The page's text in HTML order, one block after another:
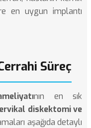
en uygun implantı
Süreç
nın en sık
diskektomi ve
aşağıda detaylı